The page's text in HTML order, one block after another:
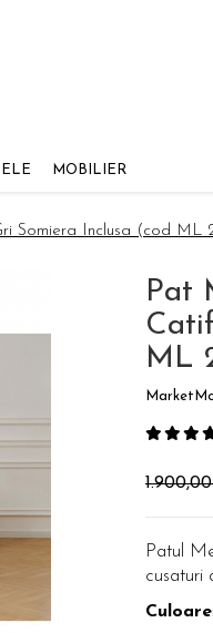
MOBILIER
Somiera Inclusa (cod ML
Pat
ML
Patul
cusaturi
Culoare